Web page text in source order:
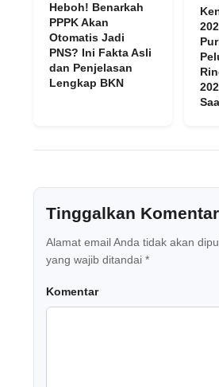
Heboh! Benarkah
PPPK Akan
Otomatis Jadi
PNS? Ini Fakta Asli
dan Penjelasan
Lengkap BKN
Tinggalkan Komentar
Alamat email Anda tidak akan
yang wajib ditandai *
Komentar